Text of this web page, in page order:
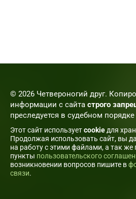
© 2026 Четвероногий друг.
информации с сайта строго
преследуется в судебном порядке
Этот сайт используетcookie для
Продолжая использовать сайт, вы
на работу с этими файлами, а так же
пункты пользовательского
возникновении вопросов пишите в
связи.